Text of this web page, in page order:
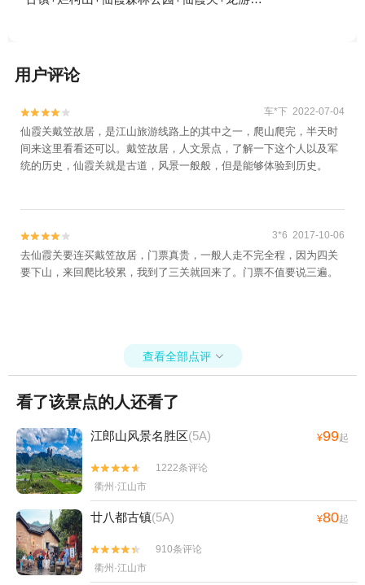
塔+浮盖山峡谷漂流+根宫佛国文化旅游区
+衢州江滨公园+衢州市市民公园+衢州衆园
+龙游峡谷漂流+童年时光主题乐园（衢州
店）+姑蔑城生态园+花牵谷+耕读农场+龙天
小镇+衢州乐翻天水上乐园+衢州大荫山森林
度假园区+衢州大荫山丛林飞越探险乐园+衢
州三毛滑雪乐园+常山石博园+衢州启明星农
场+梅树底风景区+东方巨石阵+衢州儿童公
园+衢州古城文化旅游区+龙游花海+中国观
沐温泉+信安湖夜游+六春湖生态景区+烟雨
江郎景区+衢州古城墙+衢州神农殿+衢州书
界·星宿高田+江山太阳谷乐园+浙江衢州跳伞
基地+江郎山飞行基地+浸梦水亭门+凹凸户
外越野公园Out To Wild ATV Park+衢州市体
育中心+六春湖生态漂流景区+龙游大峡谷漂
流1日游
用户评论

 车*下 2022-07-04
仙霞关戴笠故居，是江山旅游线路上的其中之一，爬山爬完，半天时
间来这里看看还可以。戴笠故居，人文景点，了解一下这个人以及军
统的历史，仙霞关就是古道，风景一般般，但是能够体验到历史。

 3*6 2017-10-06
去仙霞关要连买戴笠故居，门票真贵，一般人走不完全程，因为四关
要下山，来回爬比较累，我到了三关就回来了。门票不值要说三遍。
查看全部点评 
看了该景点的人还看了
江郎山风景名胜区(5A) ¥99起


1222条评论
衢州·江山市
廿八都古镇(5A) ¥80起


910条评论
衢州·江山市